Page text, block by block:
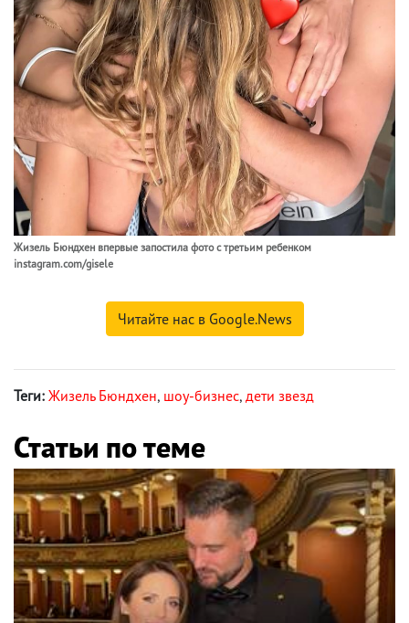
Жизель Бюндхен впервые запостила фото с третьим ребенком
instagram.com/gisele
Читайте нас в Google.News
Теги: Жизель Бюндхен, шоу-бизнес, дети звезд
Статьи по теме